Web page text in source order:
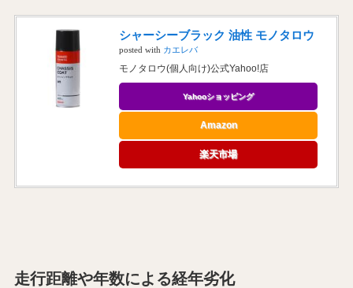
シャーシーブラック 油性 モノタロウ
posted with カエレバ
モノタロウ(個人向け)公式Yahoo!店
Yahooショッピング
Amazon
楽天市場
走行距離や年数による経年劣化